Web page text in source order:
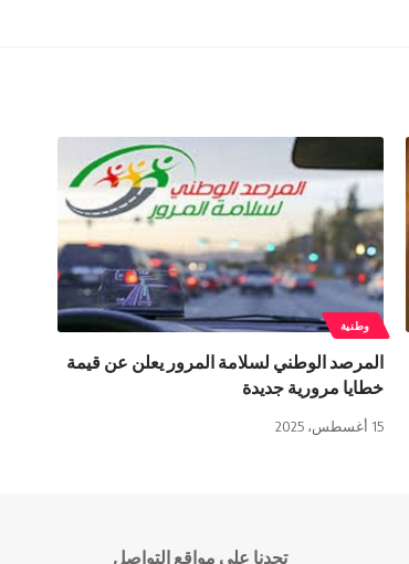
وطنية
المرصد الوطني لسلامة المرور يعلن عن قيمة
خطايا مرورية جديدة
15 أغسطس، 2025
تجدنا على مواقع التواصل